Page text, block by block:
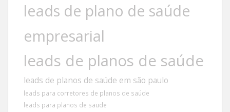
leads de plano de saúde
empresarial
leads de planos de saúde
leads de planos de saúde em são paulo
leads para corretores de planos de saúde
leads para planos de saude